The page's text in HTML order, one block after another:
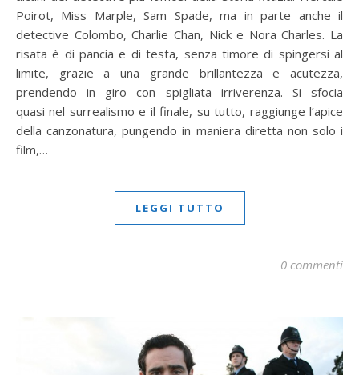
Poirot, Miss Marple, Sam Spade, ma in parte anche il
detective Colombo, Charlie Chan, Nick e Nora Charles. La
risata è di pancia e di testa, senza timore di spingersi al
limite, grazie a una grande brillantezza e acutezza,
prendendo in giro con spigliata irriverenza. Si sfocia
quasi nel surrealismo e il finale, su tutto, raggiunge l’apice
della canzonatura, pungendo in maniera diretta non solo i
film,…
LEGGI TUTTO
0 commenti